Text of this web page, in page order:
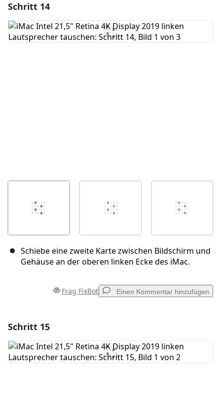
Kommentar hinzufügen
Schritt 14
Schiebe eine zweite Karte zwischen Bildschirm und
Gehäuse an der oberen linken Ecke des iMac.
Frag FixBot Einen Kommentar hinzufügen
Kommentar hinzufügen
Schritt 15